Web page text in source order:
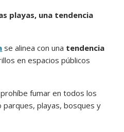
playas, una tendencia
se alinea con una tendencia
en espacios públicos
fumar en todos los
parques, playas, bosques y